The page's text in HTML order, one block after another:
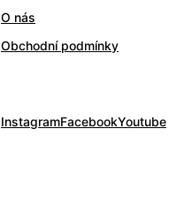
O nás
Obchodní podmínky
InstagramFacebookYoutube